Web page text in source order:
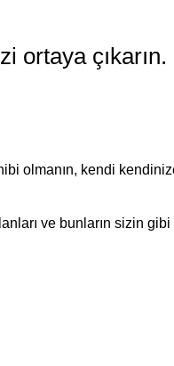
ortaya çıkarın.
olmanın, kendi
ve bunların sizin